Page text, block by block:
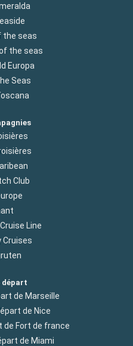
the seas
the seas
Europa
Seas
Club
Line
Cruises
départ
de Marseille
de Nice
de Fort de france
de Miami